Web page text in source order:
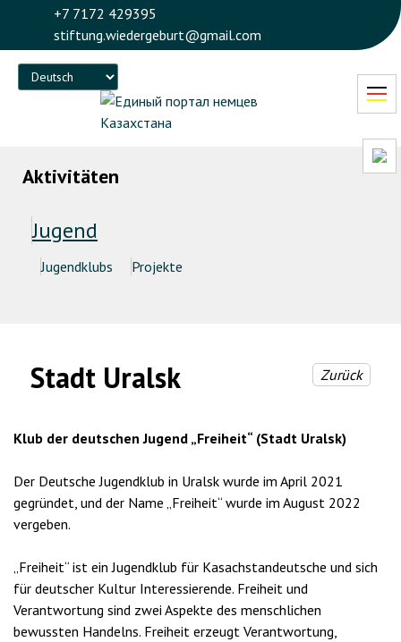
+7 7172 429395
stiftung.wiedergeburt@gmail.com
Language
Stadt Uralsk Zurück
Klub der deutschen Jugend „Freiheit“ (Stadt Uralsk)
Der Deutsche Jugendklub in Uralsk wurde im April 2021
gegründet, und der Name „Freiheit“ wurde im August 2022
vergeben.
„Freiheit“ ist ein Jugendklub für Kasachstandeutsche und sich
für deutscher Kultur Interessierende. Freiheit und
Verantwortung sind zwei Aspekte des menschlichen
bewussten Handelns. Freiheit erzeugt Verantwortung,
Aktivitäten
Jugend
Jugendklubs Projekte